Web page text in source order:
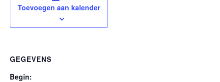
Toevoegen aan kalender
GEGEVENS
Begin: